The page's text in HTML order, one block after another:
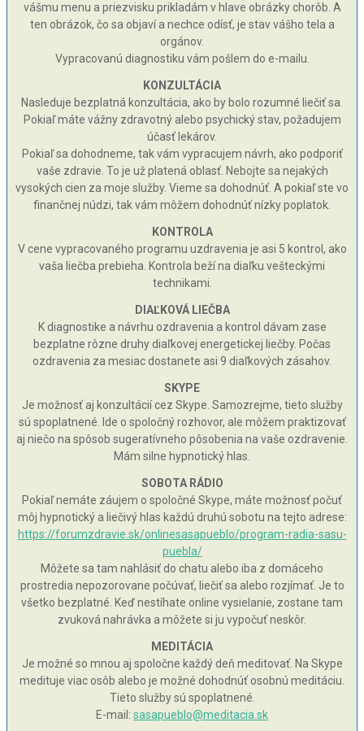
vášmu menu a priezvisku prikladám v hlave obrázky chorôb. A
ten obrázok, čo sa objaví a nechce odísť, je stav vášho tela a
orgánov.
Vypracovanú diagnostiku vám pošlem do e-mailu.
KONZULTÁCIA
Nasleduje bezplatná konzultácia, ako by bolo rozumné liečiť sa.
Pokiaľ máte vážny zdravotný alebo psychický stav, požadujem
účasť lekárov.
Pokiaľ sa dohodneme, tak vám vypracujem návrh, ako podporiť
vaše zdravie. To je už platená oblasť. Nebojte sa nejakých
vysokých cien za moje služby. Vieme sa dohodnúť. A pokiaľ ste vo
finančnej núdzi, tak vám môžem dohodnúť nízky poplatok.
KONTROLA
V cene vypracovaného programu uzdravenia je asi 5 kontrol, ako
vaša liečba prebieha. Kontrola beží na diaľku vešteckými
technikami.
DIAĽKOVÁ LIEČBA
K diagnostike a návrhu ozdravenia a kontrol dávam zase
bezplatne rôzne druhy diaľkovej energetickej liečby. Počas
ozdravenia za mesiac dostanete asi 9 diaľkových zásahov.
SKYPE
Je možnosť aj konzultácií cez Skype. Samozrejme, tieto služby
sú spoplatnené. Ide o spoločný rozhovor, ale môžem praktizovať
aj niečo na spôsob sugeratívneho pôsobenia na vaše ozdravenie.
Mám silne hypnotický hlas.
SOBOTA RÁDIO
Pokiaľ nemáte záujem o spoločné Skype, máte možnosť počuť
môj hypnotický a liečivý hlas každú druhú sobotu na tejto adrese:
https://forumzdravie.sk/onlinesasapueblo/program-radia-sasu-
puebla/
Môžete sa tam nahlásiť do chatu alebo iba z domáceho
prostredia nepozorovane počúvať, liečiť sa alebo rozjímať. Je to
všetko bezplatné. Keď nestíhate online vysielanie, zostane tam
zvuková nahrávka a môžete si ju vypočuť neskôr.
MEDITÁCIA
Je možné so mnou aj spoločne každý deň meditovať. Na Skype
medituje viac osôb alebo je možné dohodnúť osobnú meditáciu.
Tieto služby sú spoplatnené.
E-mail: sasapueblo@meditacia.sk